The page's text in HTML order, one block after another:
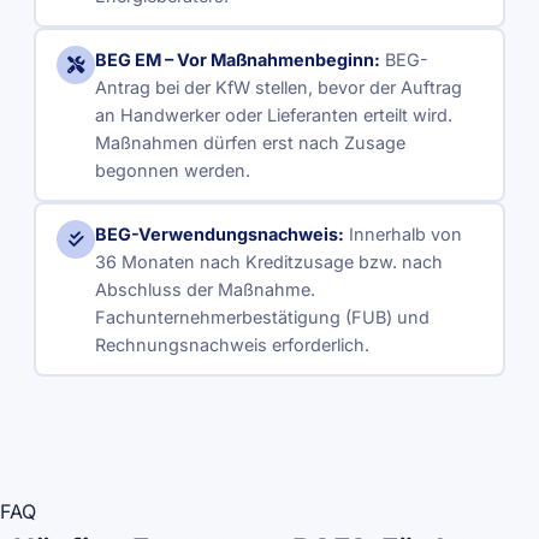
BEG EM – Vor Maßnahmenbeginn: BEG-
Antrag bei der KfW stellen, bevor der Auftrag
an Handwerker oder Lieferanten erteilt wird.
Maßnahmen dürfen erst nach Zusage
begonnen werden.
BEG-Verwendungsnachweis: Innerhalb von
36 Monaten nach Kreditzusage bzw. nach
Abschluss der Maßnahme.
Fachunternehmerbestätigung (FUB) und
Rechnungsnachweis erforderlich.
FAQ